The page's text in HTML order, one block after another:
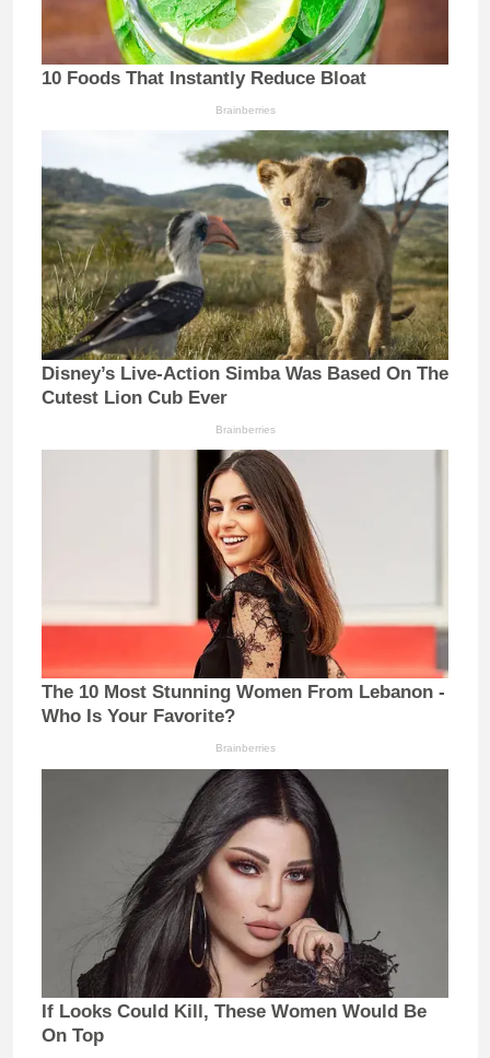
10 Foods That Instantly Reduce Bloat
Brainberries
Disney’s Live-Action Simba Was Based On The
Cutest Lion Cub Ever
Brainberries
The 10 Most Stunning Women From Lebanon -
Who Is Your Favorite?
Brainberries
If Looks Could Kill, These Women Would Be
On Top